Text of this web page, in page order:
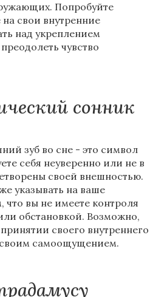
Попробуйте
свои внутренние
над укреплением
чувство
сонник
зуб во сне - это символ
себя неуверенно или не в
своей внешностью.
указывать на ваше
что вы не имеете контроля
обстановкой. Возможно,
своего внутреннего
самоощущением.